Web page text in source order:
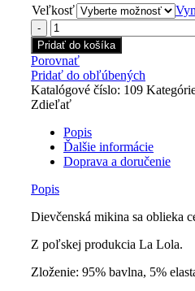
Veľkosť
množstvo
Dievčenská
mikina
Los
Angeles
Pridať do košíka
Porovnať
Pridať do obľúbených
Katalógové číslo: 109
Zdieľať
Popis
Ďalšie informácie
Doprava a doručenie
Popis
Dievčenská mikina sa oblieka
Z poľskej produkcia La Lola.
Zloženie: 95% bavlna, 5%